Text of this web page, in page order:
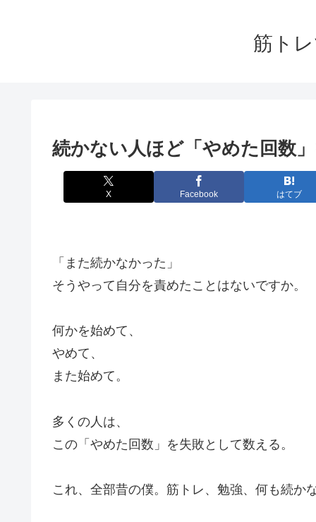
筋ト
続かない人ほど「やめた回数
X Facebook はてブ
「また続かなかった」
そうやって自分を責めたことはないですか。
何かを始めて、
やめて、
また始めて。
多くの人は、
この「やめた回数」を失敗として数える。
これ、全部昔の僕。筋トレ、勉強、何も続かな